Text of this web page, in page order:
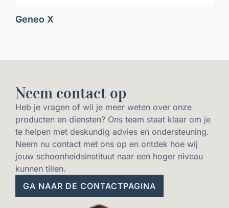
Geneo X
Neem contact op
Heb je vragen of wil je meer weten over onze
producten en diensten? Ons team staat klaar om je
te helpen met deskundig advies en ondersteuning.
Neem nu contact met ons op en ontdek hoe wij
jouw schoonheidsinstituut naar een hoger niveau
kunnen tillen.
GA NAAR DE CONTACTPAGINA